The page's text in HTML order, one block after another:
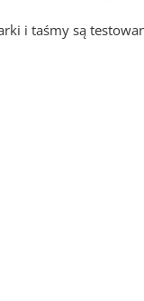
i taśmy są